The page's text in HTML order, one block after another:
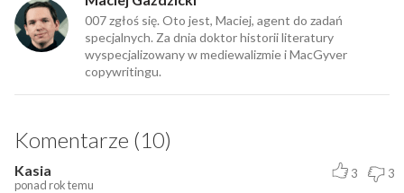
007 zgłoś się. Oto jest, Maciej, agent do zadań
specjalnych. Za dnia doktor historii literatury
wyspecjalizowany w mediewalizmie i MacGyver
copywritingu.
Komentarze (10)
Kasia
ponad rok temu
3 3